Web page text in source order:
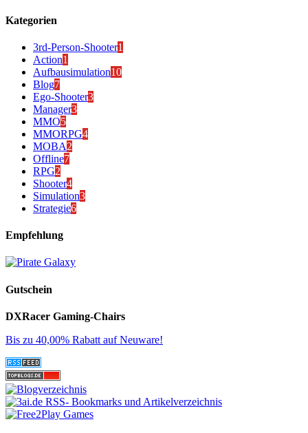
Kategorien
3rd-Person-Shooter1
Action1
Aufbausimulation10
Blog7
Ego-Shooter3
Manager3
MMO5
MMORPG4
MOBA2
Offline7
RPG2
Shooter4
Simulation3
Strategie6
Empfehlung
Gutschein
DXRacer Gaming-Chairs
Bis zu 40,00% Rabatt auf Neuware!